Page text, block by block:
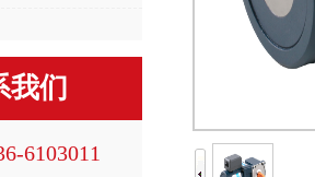
我们
6103011